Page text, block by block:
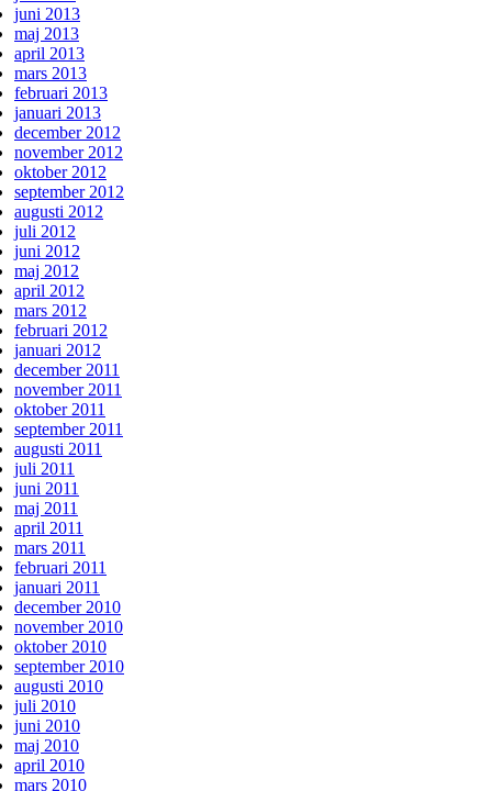
juni 2013
maj 2013
april 2013
mars 2013
februari 2013
januari 2013
december 2012
november 2012
oktober 2012
september 2012
augusti 2012
juli 2012
juni 2012
maj 2012
april 2012
mars 2012
februari 2012
januari 2012
december 2011
november 2011
oktober 2011
september 2011
augusti 2011
juli 2011
juni 2011
maj 2011
april 2011
mars 2011
februari 2011
januari 2011
december 2010
november 2010
oktober 2010
september 2010
augusti 2010
juli 2010
juni 2010
maj 2010
april 2010
mars 2010